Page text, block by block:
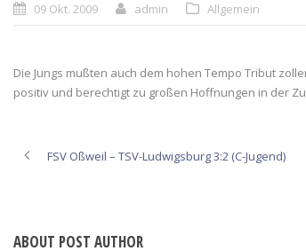
09 Okt. 2009 admin Allgemein
Die Jungs mußten auch dem hohen Tempo Tribut
positiv und berechtigt zu großen Hoffnungen in der
FSV Oßweil – TSV-Ludwigsburg 3:2 (C-Jugend)
ABOUT POST AUTHOR